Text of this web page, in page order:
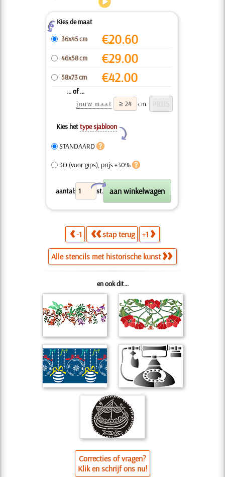
ZKies de maat
36x45 cm
€20.60
46x58 cm €29.00
58x73 cm €42.00
... of ...
jouw maat
cm
Kies hettype sjabloon
Y
STANDAARD
3D (voor gips), prijs +30%
aantal: st.
X
-1 stap terug +1
Alle stencils met historische kunst
en ook dit...
Correcties of vragen?
Klik en schrijf ons nu!